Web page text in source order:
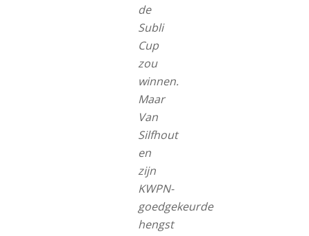
de
Subli
Cup
zou
winnen.
Maar
Van
Silfhout
en
zijn
KWPN-
goedgekeurde
hengst